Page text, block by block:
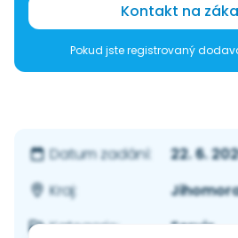
Kontakt na
Pokud jste registrovaný
Datum zadání:
22. 6.
Kraj:
Kategorie:
Servis